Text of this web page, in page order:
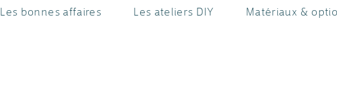
Les bonnes affaires Les ateliers DIY Matériaux &